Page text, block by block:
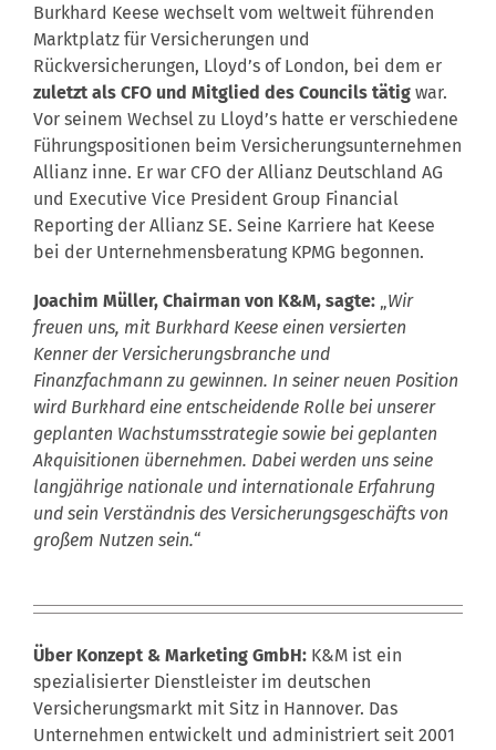
Burkhard Keese wechselt vom weltweit führenden
Marktplatz für Versicherungen und
Rückversicherungen, Lloyd’s of London, bei dem er
zuletzt als CFO und Mitglied des Councils tätig war.
Vor seinem Wechsel zu Lloyd’s hatte er verschiedene
Führungspositionen beim Versicherungsunternehmen
Allianz inne. Er war CFO der Allianz Deutschland AG
und Executive Vice President Group Financial
Reporting der Allianz SE. Seine Karriere hat Keese
bei der Unternehmensberatung KPMG begonnen.
Joachim Müller, Chairman von K&M, sagte: „Wir
freuen uns, mit Burkhard Keese einen versierten
Kenner der Versicherungsbranche und
Finanzfachmann zu gewinnen. In seiner neuen Position
wird Burkhard eine entscheidende Rolle bei unserer
geplanten Wachstumsstrategie sowie bei geplanten
Akquisitionen übernehmen. Dabei werden uns seine
langjährige nationale und internationale Erfahrung
und sein Verständnis des Versicherungsgeschäfts von
großem Nutzen sein.“
Über Konzept & Marketing GmbH: K&M ist ein
spezialisierter Dienstleister im deutschen
Versicherungsmarkt mit Sitz in Hannover. Das
Unternehmen entwickelt und administriert seit 2001